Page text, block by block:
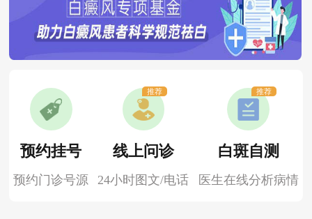
预约挂号
预约门诊号源
线上问诊
24小时图文/电话
推荐
白斑自测
医生在线分析病情
推荐